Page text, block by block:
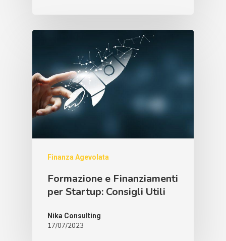
Finanza Agevolata
Formazione e Finanziamenti
per Startup: Consigli Utili
Nika Consulting
17/07/2023